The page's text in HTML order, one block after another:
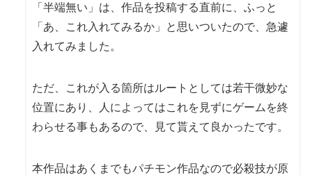
「半端無い」は、作品を投稿する直前に、ふっと
「あ、これ入れてみるか」と思いついたので、急遽
入れてみました。
ただ、これが入る箇所はルートとしては若干微妙な
位置にあり、人によってはこれを見ずにゲームを終
わらせる事もあるので、見て貰えて良かったです。
本作品はあくまでもパチモン作品なので必殺技が原